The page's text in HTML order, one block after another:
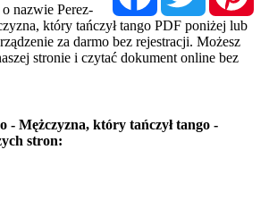
nazwie Perez-
który tańczył tango PDF poniżej lub
za darmo bez rejestracji. Możesz
stronie i czytać dokument online bez
- Mężczyzna, który tańczył tango -
stron: